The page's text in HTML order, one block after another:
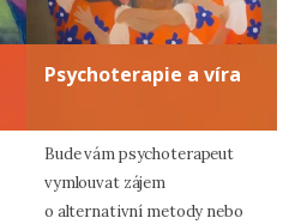
Psychoterapie a víra
Bude vám psychoterapeut
vymlouvat zájem
o alternativní metody nebo